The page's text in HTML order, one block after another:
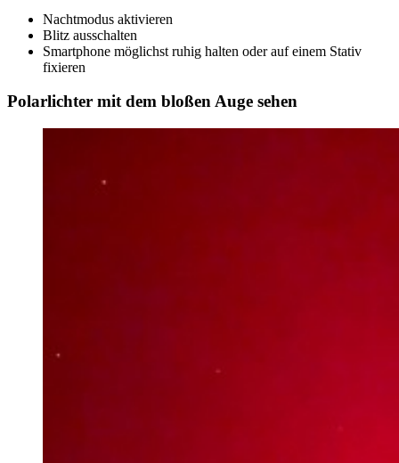
Nachtmodus aktivieren
Blitz ausschalten
Smartphone möglichst ruhig halten oder auf einem Stativ
fixieren
Polarlichter mit dem bloßen Auge sehen